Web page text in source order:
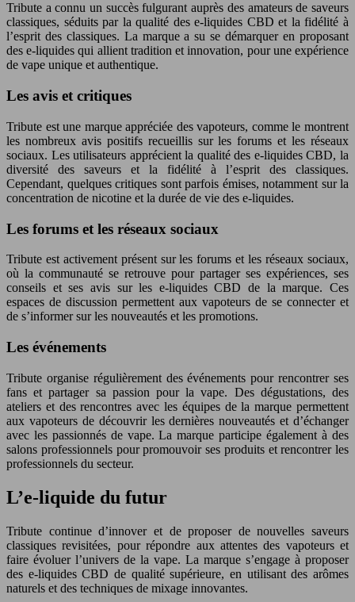
Tribute a connu un succès fulgurant auprès des amateurs de saveurs
classiques, séduits par la qualité des e-liquides CBD et la fidélité à
l’esprit des classiques. La marque a su se démarquer en proposant
des e-liquides qui allient tradition et innovation, pour une expérience
de vape unique et authentique.
Les avis et critiques
Tribute est une marque appréciée des vapoteurs, comme le montrent
les nombreux avis positifs recueillis sur les forums et les réseaux
sociaux. Les utilisateurs apprécient la qualité des e-liquides CBD, la
diversité des saveurs et la fidélité à l’esprit des classiques.
Cependant, quelques critiques sont parfois émises, notamment sur la
concentration de nicotine et la durée de vie des e-liquides.
Les forums et les réseaux sociaux
Tribute est activement présent sur les forums et les réseaux sociaux,
où la communauté se retrouve pour partager ses expériences, ses
conseils et ses avis sur les e-liquides CBD de la marque. Ces
espaces de discussion permettent aux vapoteurs de se connecter et
de s’informer sur les nouveautés et les promotions.
Les événements
Tribute organise régulièrement des événements pour rencontrer ses
fans et partager sa passion pour la vape. Des dégustations, des
ateliers et des rencontres avec les équipes de la marque permettent
aux vapoteurs de découvrir les dernières nouveautés et d’échanger
avec les passionnés de vape. La marque participe également à des
salons professionnels pour promouvoir ses produits et rencontrer les
professionnels du secteur.
L’e-liquide du futur
Tribute continue d’innover et de proposer de nouvelles saveurs
classiques revisitées, pour répondre aux attentes des vapoteurs et
faire évoluer l’univers de la vape. La marque s’engage à proposer
des e-liquides CBD de qualité supérieure, en utilisant des arômes
naturels et des techniques de mixage innovantes.